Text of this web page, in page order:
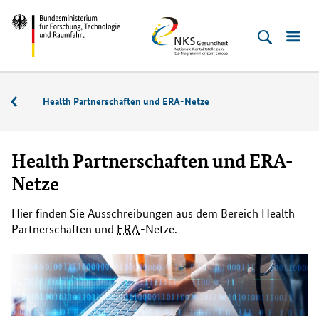
Direkt
zum
Inhalt
(Eingabetaste)
Direkt
zum
Hauptmenu
(Eingabetaste)
Direkt
zur
Suche
(Eingabetaste)
Direkt
zur
Fußleiste
(Enter)
Bundesministerium
und
NKS
Gesundheit
Aktuelle
Health Partnerschaften und ERA-Netze
Health Partnerschaften und ERA-
Netze
Hier finden Sie Ausschreibungen aus dem Bereich Health
Partnerschaften und ERA-Netze.